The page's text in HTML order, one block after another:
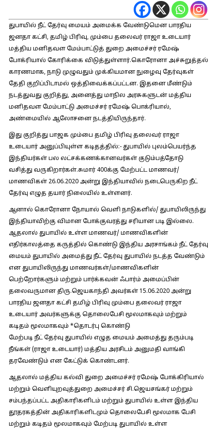
துபாயில் நீட் தேர்வு மையம் அமைக்க வேண்டுமென பாரதிய
ஜனதா கட்சி, தமிழ் பிரிவு, மும்பை தலைவர் ராஜா உடையார்
மத்திய மனிதவள மேம்பாட்டுத் துறை அமைச்சர் ரமேஷ்
போக்ரியால் கோரிக்கை விடுத்துள்ளார்.கொரோனா அச்சுறுத்தல்
காரணமாக, நாடு முழுவதும் முக்கியமான நுழைவு தேர்வுகள்
தேதி குறிப்பிடாமல் ஒத்திவைக்கப்பட்டன. இதனை மீண்டும்
நடத்துவது குறித்து, அனைத்து மாநில அரசுகளுடன் மத்திய
மனிதவள மேம்பாட்டு அமைச்சர் ரமேஷ் பொக்ரியால்,
அண்மையில் ஆலோசனை நடத்தியிருந்தார்.
இது குறித்து பாஜக மும்பை தமிழ் பிரிவு தலைவர் ராஜா
உடையார் அனுப்பியுள்ள கடிதத்தில்:-துபாயில் புலம்பெயர்ந்த
இந்தியர்கள் பல லட்சக்கணக்கானவர்கள் குடும்பத்தோடு
வசித்து வருகிறார்கள்.சுமார் 400க்கு மேற்பட்ட மாணவர்/
மாணவிகள் 26.06.2020 அன்று இந்தியாவில் நடைபெருகிற நீட்
தேர்வு எழுத தயார் நிலையில் உள்ளனர்.
ஆனால் கொரோனா நோயால் வெளி நாடுகளில்/ துபாயிலிருந்து
இந்தியாவிற்கு விமான போக்குவரத்து சரியான படி இல்லை.
ஆதலால் துபாயில் உள்ள மாணவர்/ மாணவிகளின்
எதிர்காலத்தை கருத்தில் கொண்டு இந்திய அரசாங்கம் நீட் தேர்வு
மையம் துபாயில் அமைத்து நீட் தேர்வு துபாயில் நடத்த வேண்டும்
என துபாயிலிருந்து மாணவர்கள்/மாணவிகளின்
பெற்றோர்களும் மற்றும் பார்க்கவன் ஃபார்ம் அமைப்பின்
தலைவருமான திரு.ஜெயகாந்தி அவர்கள் 15.06.2020 அன்று
பாரதிய ஜனதா கட்சி தமிழ் பிரிவு மும்பை தலைவர் ராஜா
உடையார் அவர்களுக்கு தொலைபேசி மூலமாகவும் மற்றும்
கடிதம் மூலமாகவும் *தொடர்பு கொண்டு
மேற்படி நீட் தேர்வு துபாயில் எழுத மையம் அமைத்து தரும்படி
நீங்கள் (ராஜா உடையார்) மத்திய அரசிடம் அனுமதி வாங்கி
தரவேண்டும் என கேட்டுக் கொண்டனர்.
ஆதலால் மத்திய கல்வி துறை அமைச்சர் ரமேஷ் போக்கிரியால்
மற்றும் வெளியுறவுத்துறை அமைச்சர் சி.ஜெயசங்கர் மற்றும்
சம்பந்தப்பட்ட அதிகாரிகளிடம் மற்றும் துபாயில் உள்ள இந்திய
தூதரகத்தின் அதிகாரிகளிடமும் தொலைபேசி மூலமாக பேசி
மற்றும் கடிதம் மூலமாகவும் மேற்படி துபாயில் உள்ள